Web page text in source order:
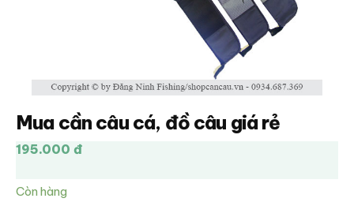
Mua cần câu cá, đồ câu giá rẻ
195.000 đ
Còn hàng